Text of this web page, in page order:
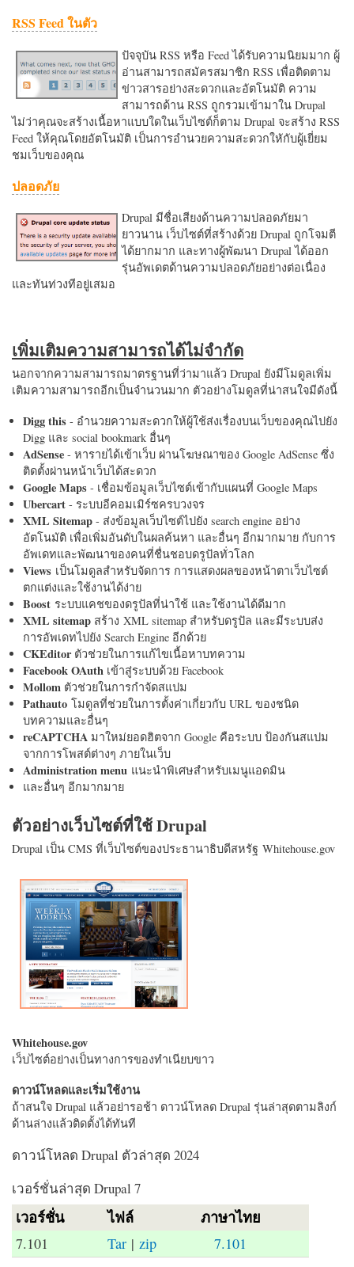
RSS Feed ในตัว
ปัจจุบัน RSS หรือ Feed ได้รับความนิยมมาก ผู้
อ่านสามารถสมัครสมาชิก RSS เพื่อติดตาม
ข่าวสารอย่างสะดวกและอัตโนมัติ ความ
สามารถด้าน RSS ถูกรวมเข้ามาใน Drupal
ไม่ว่าคุณจะสร้างเนื้อหาแบบใดในเว็บไซต์ก็ตาม Drupal จะสร้าง RSS
Feed ให้คุณโดยอัตโนมัติ เป็นการอำนวยความสะดวกใหักับผู้เยี่ยม
ชมเว็บของคุณ
ปลอดภัย
Drupal มีชื่อเสียงด้านความปลอดภัยมา
ยาวนาน เว็บไซต์ที่สร้างด้วย Drupal ถูกโจมตี
ได้ยากมาก และทางผู้พัฒนา Drupal ได้ออก
รุ่นอัพเดตด้านความปลอดภัยอย่างต่อเนื่อง
และทันท่วงทีอยู่เสมอ
เพิ่มเติมความสามารถได้ไม่จำกัด
นอกจากความสามารถมาตรฐานที่ว่ามาแล้ว Drupal ยังมีโมดูลเพิ่ม
เติมความสามารถอีกเป็นจำนวนมาก ตัวอย่างโมดูลที่น่าสนใจมีดังนี้
Digg this - อำนวยความสะดวกให้ผู้ใช้ส่งเรื่องบนเว็บของคุณไปยัง
Digg และ social bookmark อื่นๆ
AdSense - หารายได้เข้าเว็บ ผ่านโฆษณาของ Google AdSense ซึ่ง
ติดตั้งผ่านหน้าเว็บได้สะดวก
Google Maps - เชื่อมข้อมูลเว็บไซต์เข้ากับแผนที่ Google Maps
Ubercart - ระบบอีคอมเมิร์ซครบวงจร
XML Sitemap - ส่งข้อมูลเว็บไซต์ไปยัง search engine อย่าง
อัตโนมัติ เพื่อเพิ่มอันดับในผลค้นหา และอื่นๆ อีกมากมาย กับการ
อัพเดทและพัฒนาของคนที่ชื่นชอบดรูปัลทั่วโลก
Views เป็นโมดูลสำหรับจัดการ การแสดงผลของหน้าตาเว็บไซต์
ตกแต่งและใช้งานได้ง่าย
Boost ระบบแคชของดรูปัลที่น่าใช้ และใช้งานได้ดีมาก
XML sitemap สร้าง XML sitemap สำหรับดรูปัล และมีระบบส่ง
การอัพเดทไปยัง Search Engine อีกด้วย
CKEditorตัวช่วยในการแก้ไขเนื้อหาบทความ
Facebook OAuth เข้าสู่ระบบด้วย Facebook
Mollom ตัวช่วยในการกำจัดสแปม
Pathauto โมดูลที่ช่วยในการตั้งค่าเกี่ยวกับ URL ของชนิด
บทความและอื่นๆ
reCAPTCHA มาใหม่ยอดฮิตจาก Google คือระบบ ป้องกันสแปม
จากการโพสต์ต่างๆ ภายในเว็บ
Administration menu แนะนำพิเศษสำหรับเมนูแอดมิน
และอื่นๆ อีกมากมาย
ตัวอย่างเว็บไซต์ที่ใช้ Drupal
Drupal เป็น CMS ที่เว็บไซต์ของประธานาธิบดีสหรัฐ Whitehouse.gov
Whitehouse.gov
เว็บไซต์อย่างเป็นทางการของทำเนียบขาว
ดาวน์โหลดและเริ่มใช้งาน
ถ้าสนใจ Drupal แล้วอย่ารอช้า ดาวน์โหลด Drupal รุ่นล่าสุดตามลิงก์
ด้านล่างแล้วติดตั้งได้ทันที
ดาวน์โหลด Drupal ตัวล่าสุด 2024
เวอร์ชั่นล่าสุด Drupal 7
เวอร์ชั่น ไฟล์ ภาษาไทย
7.101 Tar |zip 7.101